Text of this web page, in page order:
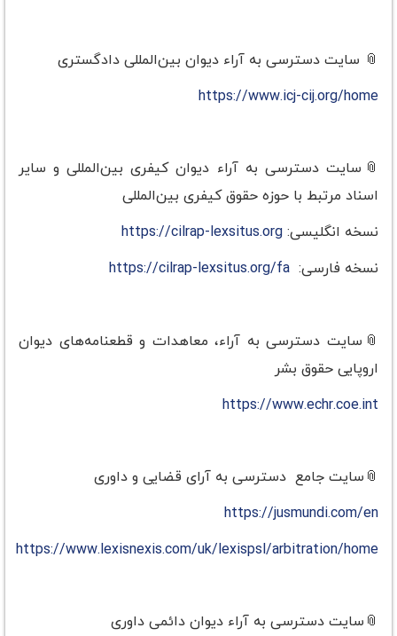
📎 سایت دسترسی به آراء دیوان بین‌المللی دادگستری
https://www.icj-cij.org/home
📎سایت دسترسی به آراء دیوان کیفری بین‌المللی و سایر
اسناد مرتبط با حوزه حقوق کیفری بین‌المللی
نسخه انگلیسی: https://cilrap-lexsitus.org
نسخه فارسی: https://cilrap-lexsitus.org/fa
📎سایت دسترسی به آراء، معاهدات و قطعنامه‌های دیوان
اروپایی حقوق بشر
https://www.echr.coe.int
📎سایت جامع دسترسی به آرای قضایی و داوری
https://jusmundi.com/en
https://www.lexisnexis.com/uk/lexispsl/arbitration/home
📎سایت دسترسی به آراء دیوان دائمی داوری